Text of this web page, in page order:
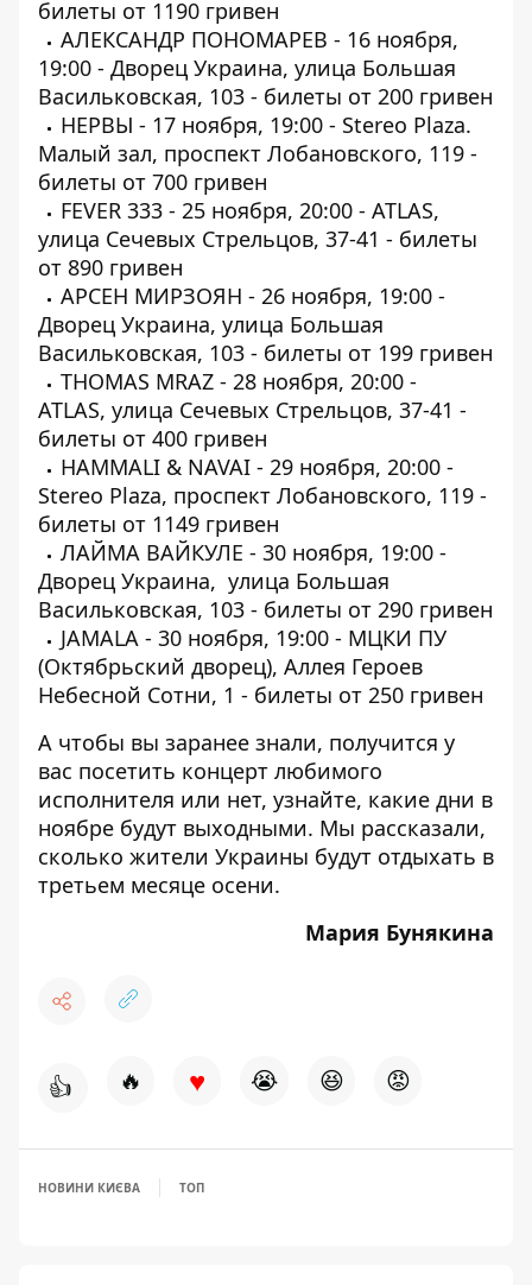
билеты от 1190 гривен
АЛЕКСАНДР ПОНОМАРЕВ - 16 ноября,
19:00 - Дворец Украина, улица Большая
Васильковская, 103 - билеты от 200 гривен
НЕРВЫ - 17 ноября, 19:00 - Stereo Plaza.
Малый зал, проспект Лобановского, 119 -
билеты от 700 гривен
FEVER 333 - 25 ноября, 20:00 - ATLAS,
улица Сечевых Стрельцов, 37-41 - билеты
от 890 гривен
АРСЕН МИРЗОЯН - 26 ноября, 19:00 -
Дворец Украина, улица Большая
Васильковская, 103 - билеты от 199 гривен
THOMAS MRAZ - 28 ноября, 20:00 -
ATLAS, улица Сечевых Стрельцов, 37-41 -
билеты от 400 гривен
HAMMALI & NAVAI - 29 ноября, 20:00 -
Stereo Plaza, проспект Лобановского, 119 -
билеты от 1149 гривен
ЛАЙМА ВАЙКУЛЕ - 30 ноября, 19:00 -
Дворец Украина, улица Большая
Васильковская, 103 - билеты от 290 гривен
JAMALA - 30 ноября, 19:00 - МЦКИ ПУ
(Октябрьский дворец), Аллея Героев
Небесной Сотни, 1 - билеты от 250 гривен
А чтобы вы заранее знали, получится у
вас посетить концерт любимого
исполнителя или нет, узнайте, какие дни в
ноябре будут выходными. Мы рассказали,
сколько жители Украины будут отдыхать в
третьем месяце осени.
Мария Бунякина
👍 🔥 ♥ 😭 😆 😡
НОВИНИ КИЄВА ТОП